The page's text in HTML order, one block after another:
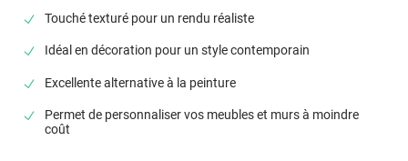
Touché texturé pour un rendu réaliste
Idéal en décoration pour un style contemporain
Excellente alternative à la peinture
Permet de personnaliser vos meubles et murs à moindre
coût
envoyer des échantillons de nos produits
demande pour évaluer la performance du film sur la
surface envisagée. Cordialement, L'équipe Luminis
*****